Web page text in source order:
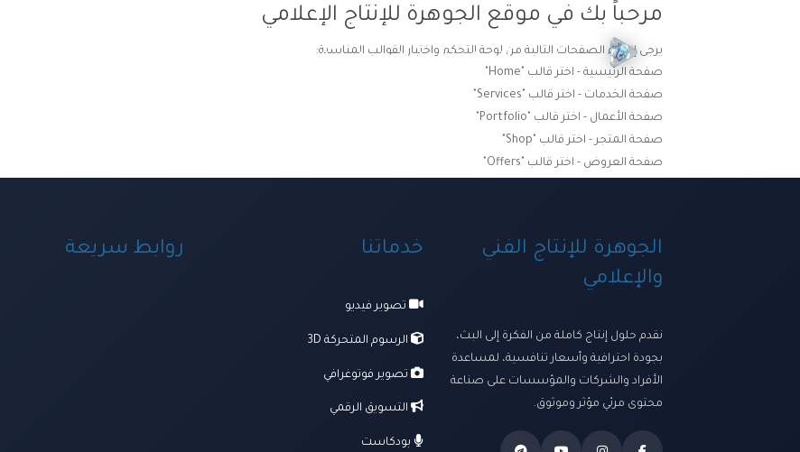
الرئيسية ترسانتنا الإبداعية ومنظومة الخدمات
مرحباً بك في موقع الجوهرة للإنتاج الإعلامي
يرجى إنشاء الصفحات التالية من لوحة التحكم واختيار القوالب المناسبة:
صفحة الرئيسية - اختر قالب "Home"
صفحة الخدمات - اختر قالب "Services"
صفحة الأعمال - اختر قالب "Portfolio"
صفحة المتجر - اختر قالب "Shop"
صفحة العروض - اختر قالب "Offers"
الجوهرة للإنتاج الفني
والإعلامي
نقدم حلول إنتاج كاملة من الفكرة إلى البث،
بجودة احترافية وأسعار تنافسية، لمساعدة
الأفراد والشركات والمؤسسات على صناعة
محتوى مرئي مؤثر وموثوق.
خدماتنا
تصوير فيديو
الرسوم المتحركة 3D
تصوير فوتوغرافي
التسويق الرقمي
بودكاست
روابط سريعة